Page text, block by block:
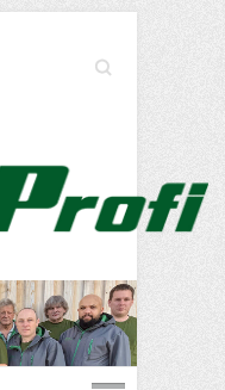
Search